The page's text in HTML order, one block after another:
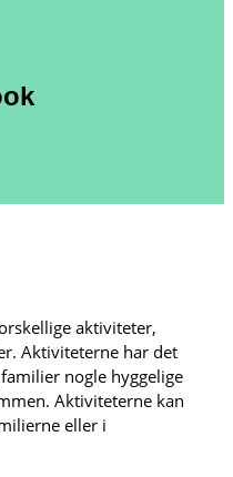
aktiviteter,
Aktiviteterne har det
nogle hyggelige
Aktiviteterne kan
eller i